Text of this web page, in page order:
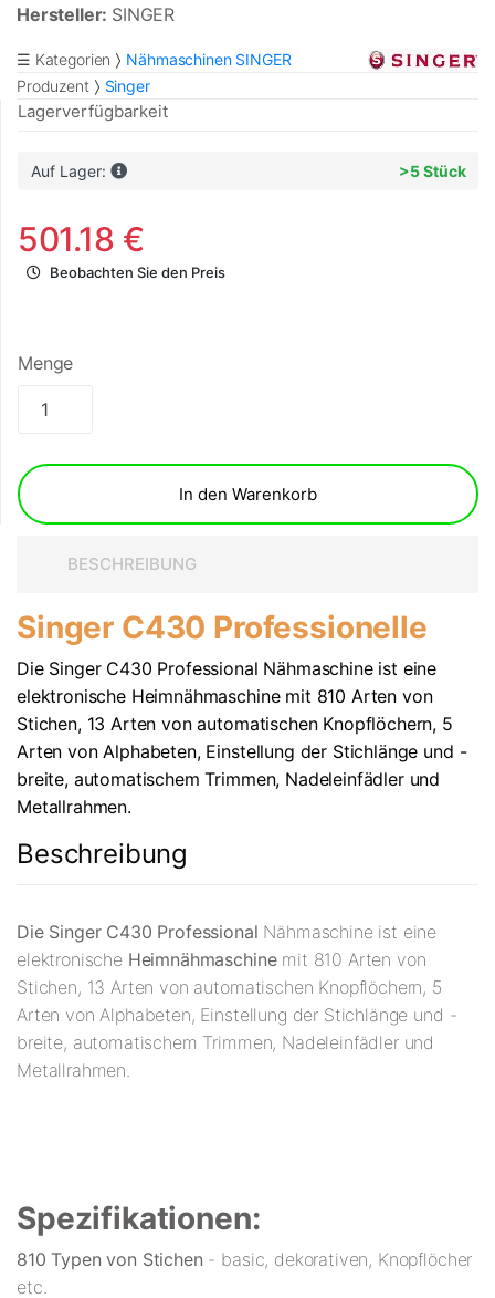
Hersteller: SINGER
☰ Kategorien
Nähmaschinen SINGER
Produzent
Singer
Lagerverfügbarkeit
Auf Lager: >5 Stück
501.18 €
Beobachten Sie den Preis
Menge
In den Warenkorb
BESCHREIBUNG
Singer C430 Professionelle
Die Singer C430 Professional Nähmaschine ist eine
elektronische Heimnähmaschine mit 810 Arten von
Stichen, 13 Arten von automatischen Knopflöchern, 5
Arten von Alphabeten, Einstellung der Stichlänge und -
breite, automatischem Trimmen, Nadeleinfädler und
Metallrahmen.
Beschreibung
Die Singer C430 Professional Nähmaschine ist eine
elektronische Heimnähmaschinemit 810 Arten von
Stichen, 13 Arten von automatischen Knopflöchern, 5
Arten von Alphabeten, Einstellung der Stichlänge und -
breite, automatischem Trimmen, Nadeleinfädler und
Metallrahmen.
Spezifikationen:
810 Typen von Stichen - basic, dekorativen, Knopflöcher
etc.